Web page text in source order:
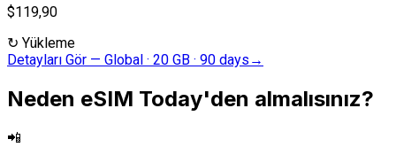
$119,90
↻ Yükleme
Detayları Gör — Global · 20 GB · 90 days →
Neden eSIM Today'den almalısınız?
📲